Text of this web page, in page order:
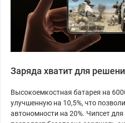
Заряда хватит для
Высокоемкостная батарея на
улучшенную на 10,5%, что
автономности на 20%. Чипсет